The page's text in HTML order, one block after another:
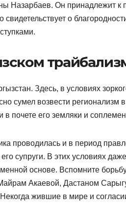
Назарбаев. Он принадлежит
свидетельствует о
Здесь, в условиях
сумел возвести регионализм
в почете его земляки и
проводилась и в период
супруги. В этих условиях
основе. Вспомните
Акаевой, Дастаном
жившие в мире и